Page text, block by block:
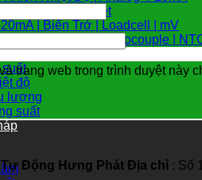
RTU | Internet
| Biến Trở | Loadcell | mV
Độ PT100 | Thermocouple |
độ
lượng
suất
trang web trong trình duyệt này
Động Hưng Phát Địa chỉ : Số